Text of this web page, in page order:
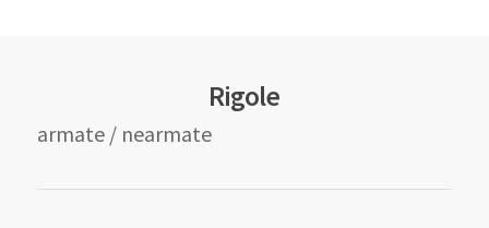
Rigole
armate / nearmate